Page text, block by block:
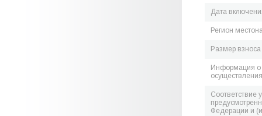
Дата
Регион
Размер
Информация о
Соответствие
Федерации и